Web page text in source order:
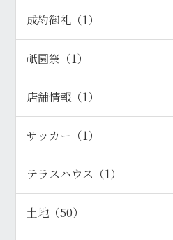
成約御礼（1）
祇園祭（1）
店舗情報（1）
サッカー（1）
テラスハウス（1）
土地（50）